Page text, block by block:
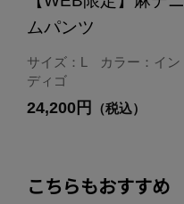
ムパンツ
サイズ：L カラー：イン
ディゴ
24,200円 （税込）
こちらもおすすめ